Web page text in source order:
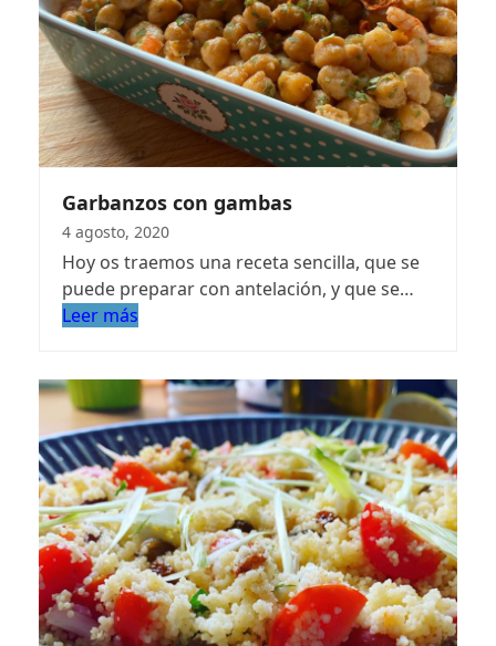
Garbanzos con gambas
4 agosto, 2020
Hoy os traemos una receta sencilla, que se
puede preparar con antelación, y que se…
Leer más